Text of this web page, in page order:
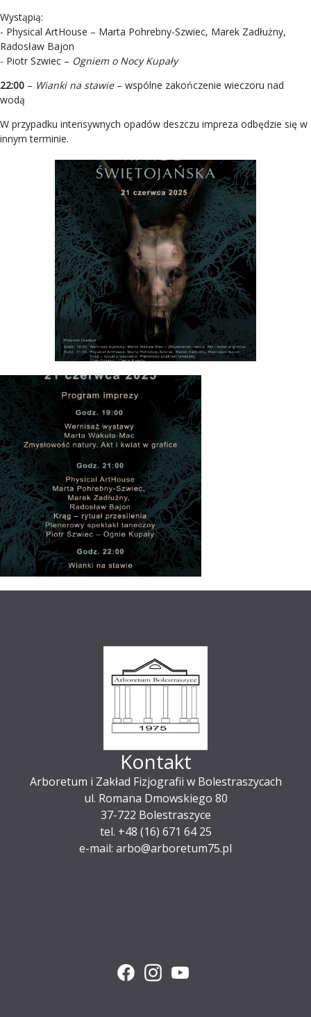
Wystąpią:
- Physical ArtHouse – Marta Pohrebny-Szwiec, Marek Zadłużny,
Radosław Bajon
- Piotr Szwiec – Ogniem o Nocy Kupały
22:00 – Wianki na stawie– wspólne zakończenie wieczoru nad
wodą
W przypadku intensywnych opadów deszczu impreza odbędzie się w
innym terminie.
Kontakt
Arboretum i Zakład Fizjografii w Bolestraszycach
ul. Romana Dmowskiego 80
37-722 Bolestraszyce
tel. +48 (16) 671 64 25
e-mail: arbo@arboretum75.pl